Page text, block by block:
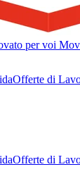
per voi
Offerte di
Offerte di